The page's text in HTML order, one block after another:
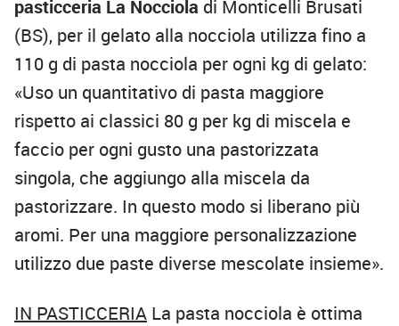
pasticceria La Nocciola di Monticelli Brusati
(BS), per il gelato alla nocciola utilizza fino a
110 g di pasta nocciola per ogni kg di gelato:
«Uso un quantitativo di pasta maggiore
rispetto ai classici 80 g per kg di miscela e
faccio per ogni gusto una pastorizzata
singola, che aggiungo alla miscela da
pastorizzare. In questo modo si liberano più
aromi. Per una maggiore personalizzazione
utilizzo due paste diverse mescolate insieme».
IN PASTICCERIA La pasta nocciola è ottima